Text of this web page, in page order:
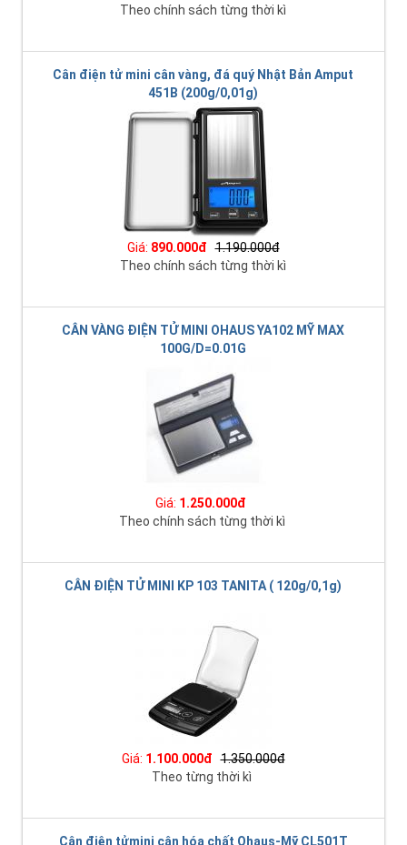
Theo chính sách từng thời kì
Cân điện tử mini cân vàng, đá quý Nhật Bản Amput
451B (200g/0,01g)
Giá: 890.000đ 1.190.000đ
Theo chính sách từng thời kì
CÂN VÀNG ĐIỆN TỬ MINI OHAUS YA102 MỸ MAX
100G/D=0.01G
Giá: 1.250.000đ
Theo chính sách từng thời kì
CÂN ĐIỆN TỬ MINI KP 103 TANITA ( 120g/0,1g)
Giá: 1.100.000đ 1.350.000đ
Theo từng thời kì
Cân điện tửmini cân hóa chất Ohaus-Mỹ CL501T